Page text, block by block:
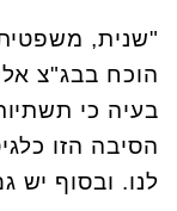
"שנית,
הוכח בבג"צ
בעיה כי
הסיבה הזו
לנו. ובסוף יש